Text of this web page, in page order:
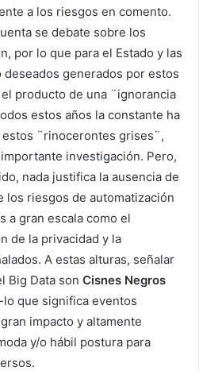
a los riesgos en comento.
se debate sobre los
por lo que para el Estado y las
generados por estos
producto de una ¨ignorancia
estos años la constante ha
¨rinocerontes grises¨,
investigación. Pero,
nada justifica la ausencia de
los riesgos de automatización
a gran escala como el
de la privacidad y la
A estas alturas, señalar
Big Data son Cisnes Negros
lo que significa eventos
impacto y altamente
y/o hábil postura para